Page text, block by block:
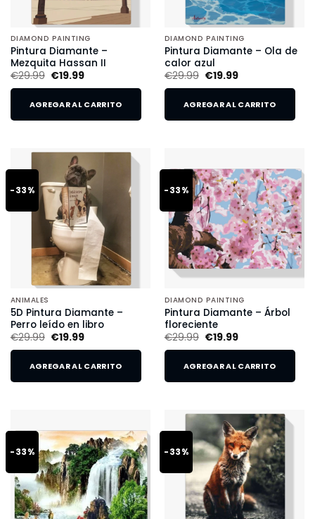
DIAMOND PAINTING
Pintura Diamante –
Mezquita Hassan II
€29.99 €19.99
AGREGAR AL CARRITO
DIAMOND PAINTING
Pintura Diamante – Ola de
calor azul
€29.99 €19.99
AGREGAR AL CARRITO
-33%
ANIMALES
5D Pintura Diamante –
Perro leído en libro
€29.99 €19.99
AGREGAR AL CARRITO
-33%
DIAMOND PAINTING
Pintura Diamante – Árbol
floreciente
€29.99 €19.99
AGREGAR AL CARRITO
-33% -33%